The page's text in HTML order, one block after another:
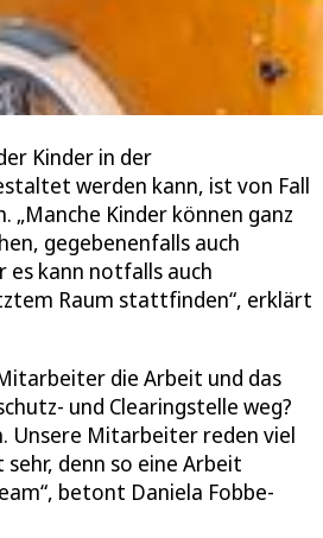
Kinder in der
werden kann, ist von Fall
„Manche Kinder können ganz
gegebenenfalls auch
es kann notfalls auch
Raum stattfinden“, erklärt
die Arbeit und das
und Clearingstelle weg?
Unsere Mitarbeiter reden viel
denn so eine Arbeit
betont Daniela Fobbe-